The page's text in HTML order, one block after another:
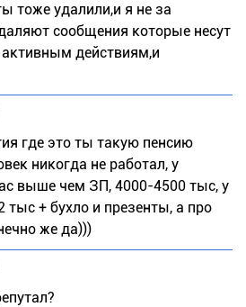
тоже удалили,и я не за
сообщения которые несут
действиям,и
где это ты такую пенсию
никогда не работал, у
выше чем ЗП, 4000-4500 тыс, у
тыс + бухло и презенты, а про
же да)))